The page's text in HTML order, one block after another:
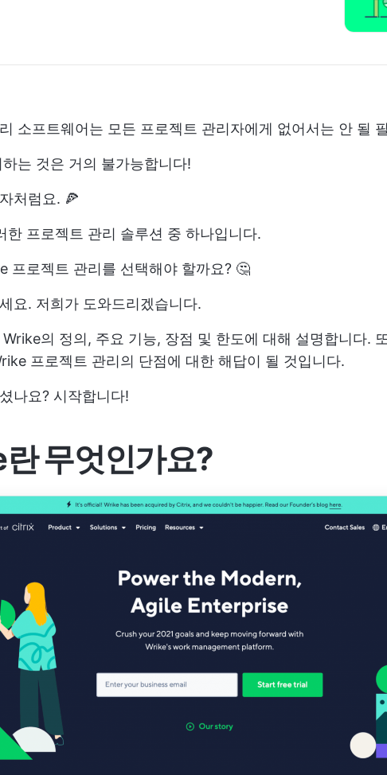
소프트웨어는 모든 프로젝트 관리자에게 없어서는 안 될
는 것은 거의 불가능합니다!
처럼요. 🍕
한 프로젝트 관리 솔루션 중 하나입니다.
프로젝트 관리를 선택해야 할까요? 🤔
요. 저희가 도와드리겠습니다.
의 정의, 주요 기능, 장점 및 한도에 대해 설명합니다.
프로젝트 관리의 단점에 대한 해답이 될 것입니다.
나요? 시작합니다!
무엇인가요?